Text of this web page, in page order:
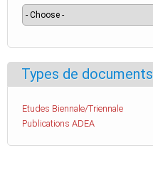
Types de documents
Etudes Biennale/Triennale
Publications ADEA